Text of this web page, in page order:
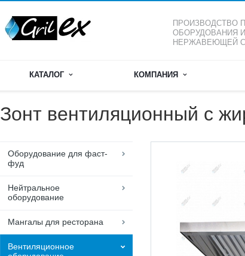
ПРОИЗВОДСТВО
ОБОРУДОВАНИЯ
НЕРЖАВЕЮЩЕЙ
КАТАЛОГ КОМПАНИЯ
Зонт вентиляционный с
Оборудование для фаст-
фуд
Нейтральное
оборудование
Мангалы для ресторана
Вентиляционное